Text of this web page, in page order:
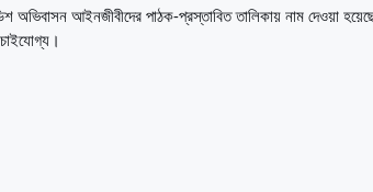
আইনজীবীদের পাঠক-প্রস্তাবিত তালিকায় নাম দেওয়া